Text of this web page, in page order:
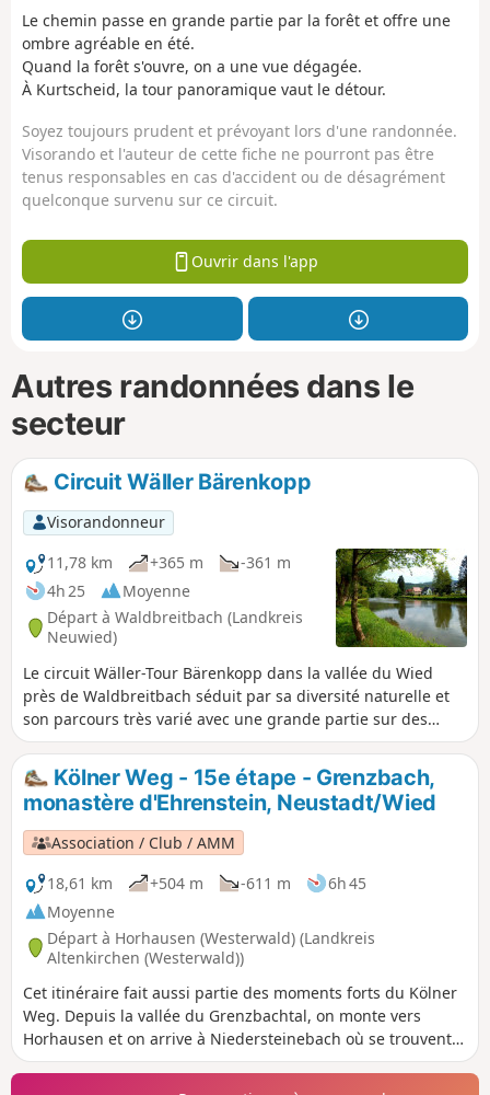
Le chemin passe en grande partie par la forêt et offre une
ombre agréable en été.
Quand la forêt s'ouvre, on a une vue dégagée.
À Kurtscheid, la tour panoramique vaut le détour.
Soyez toujours prudent et prévoyant lors d'une randonnée.
Visorando et l'auteur de cette fiche ne pourront pas être
tenus responsables en cas d'accident ou de désagrément
quelconque survenu sur ce circuit.
Ouvrir dans l'app
Autres randonnées dans le
secteur
Circuit Wäller Bärenkopp
Visorandonneur
11,78 km
+365 m
-361 m
4h 25
Moyenne
Départ à Waldbreitbach (Landkreis
Neuwied)
Le circuit Wäller-Tour Bärenkopp dans la vallée du Wied
près de Waldbreitbach séduit par sa diversité naturelle et
son parcours très varié avec une grande partie sur des
sentiers. Alors que la première partie de l'itinéraire traverse
principalement une forêt clairsemée, la deuxième partie
mène à travers les hauteurs panoramiques du Westerwald.
L'itinéraire est également intéressant d'un point de vue
historique. Les vues panoramiques depuis le rocher du
Bärenkopp sont le clou du circuit.
Kölner Weg - 15e étape - Grenzbach,
monastère d'Ehrenstein, Neustadt/Wied
Association / Club / AMM
18,61 km
+504 m -611 m
6h 45
Moyenne
Départ à Horhausen (Westerwald) (Landkreis
Altenkirchen (Westerwald))
Cet itinéraire fait aussi partie des moments forts du Kölner
Weg. Depuis la vallée du Grenzbachtal, on monte vers
Horhausen et on arrive à Niedersteinebach où se trouvent
deux anciennes mines, l'Otto-Stollen et la Friedrich-